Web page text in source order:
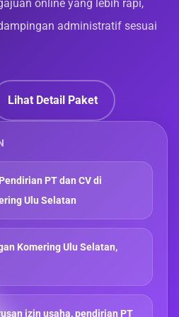
online yang lebih rapi,
administratif sesuai
Lihat Detail Paket
PT dan CV di
Ulu Selatan
Komering Ulu Selatan,
izin usaha, pendirian PT